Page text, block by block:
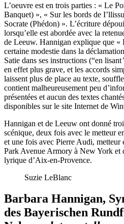
L’oeuvre est en trois parties : « Le
Banquet) », « Sur les bords de
Socrate (Phédon) ». L’écriture
lorsqu’elle est abordée avec la
de Leeuw. Hannigan explique que «
certaine modestie dans la
Satie dans ses instructions (“en lisant
en effet plus grave, et les accords
laissent plus de place au texte,
contient malheureusement peu
présentées et aucun des textes
disponibles sur le site Internet de
Hannigan et de Leeuw ont donné
scénique, deux fois avec le metteur
et une fois avec Pierre Audi, metteur
Park Avenue Armory à New York et
lyrique d’Aix-en-Provence.
Suzie LeBlanc
Barbara Hannigan,
des Bayerischen